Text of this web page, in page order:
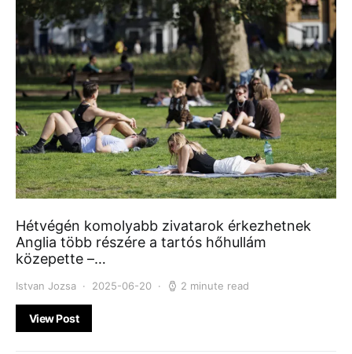
Hétvégén komolyabb zivatarok érkezhetnek
Anglia több részére a tartós hőhullám
közepette –…
Istvan Jozsa 2025-06-20 2 minute read
View Post